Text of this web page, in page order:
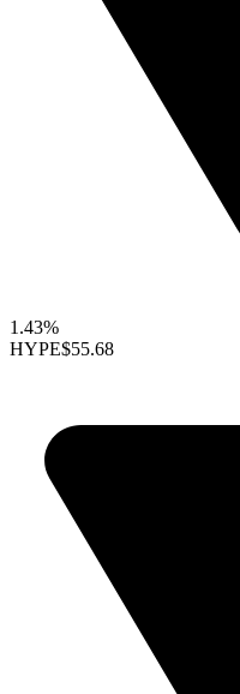
1.43%
HYPE$55.68